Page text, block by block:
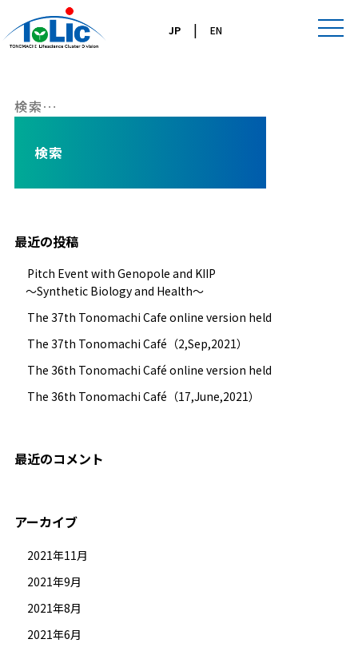
JP| EN
検
最近の投稿
Pitch Event with Genopole and KIIP
～Synthetic Biology and Health～
The 37th Tonomachi Cafe online version held
The 37th Tonomachi Café（2,Sep,2021）
The 36th Tonomachi Café online version held
The 36th Tonomachi Café（17,June,2021）
最近のコメント
アーカイブ
2021年11月
2021年9月
2021年8月
2021年6月